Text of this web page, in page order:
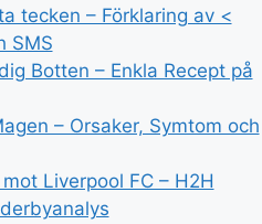
tecken – Förklaring av <
SMS
Botten – Enkla Recept på
– Orsaker, Symtom och
Liverpool FC – H2H